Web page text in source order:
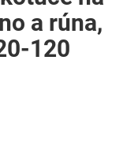
a rúna,
120